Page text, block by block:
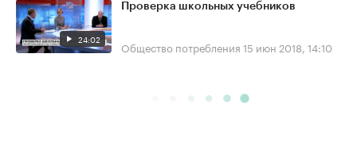
24:02
Проверка школьных учебников
Общество потребления 15 июн 2018, 14:10